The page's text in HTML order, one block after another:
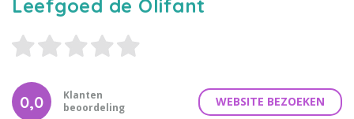
Leefgoed de Olifant
Klanten
beoordeling
0,0 WEBSITE BEZOEKEN